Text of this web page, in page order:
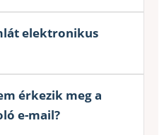
elektronikus
érkezik meg a
e-mail?